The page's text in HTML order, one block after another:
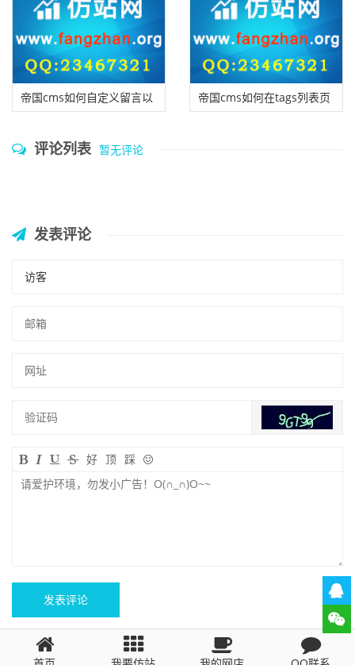
帝国cms如何自定义留言以
帝国cms如何在tags列表页
评论列表 暂无评论
发表评论
好 顶 踩
Copyright 仿站网 www.fangzhan.org 百度地图 网站地图|